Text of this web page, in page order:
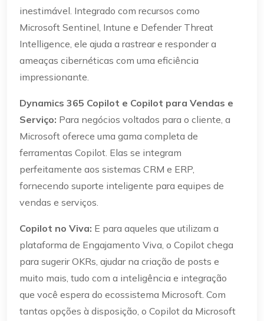
inestimável. Integrado com recursos como
Microsoft Sentinel, Intune e Defender Threat
Intelligence, ele ajuda a rastrear e responder a
ameaças cibernéticas com uma eficiência
impressionante.
Dynamics 365 Copilot e Copilot para Vendas e
Serviço: Para negócios voltados para o cliente, a
Microsoft oferece uma gama completa de
ferramentas Copilot. Elas se integram
perfeitamente aos sistemas CRM e ERP,
fornecendo suporte inteligente para equipes de
vendas e serviços.
Copilot no Viva: E para aqueles que utilizam a
plataforma de Engajamento Viva, o Copilot chega
para sugerir OKRs, ajudar na criação de posts e
muito mais, tudo com a inteligência e integração
que você espera do ecossistema Microsoft. Com
tantas opções à disposição, o Copilot da Microsoft